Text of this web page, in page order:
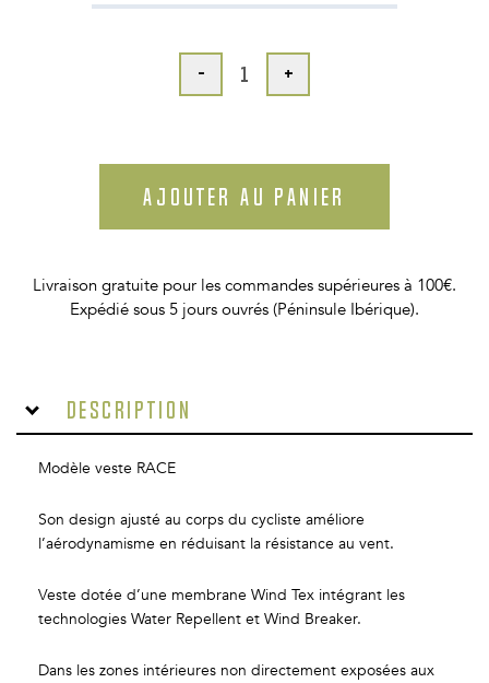
- +
AJOUTER AU PANIER
Livraison gratuite pour les commandes supérieures à 100€.
Expédié sous 5 jours ouvrés (Péninsule Ibérique).
Description
Modèle veste RACE
Son design ajusté au corps du cycliste améliore
l’aérodynamisme en réduisant la résistance au vent.
Veste dotée d’une membrane Wind Tex intégrant les
technologies Water Repellent et Wind Breaker.
Dans les zones intérieures non directement exposées aux